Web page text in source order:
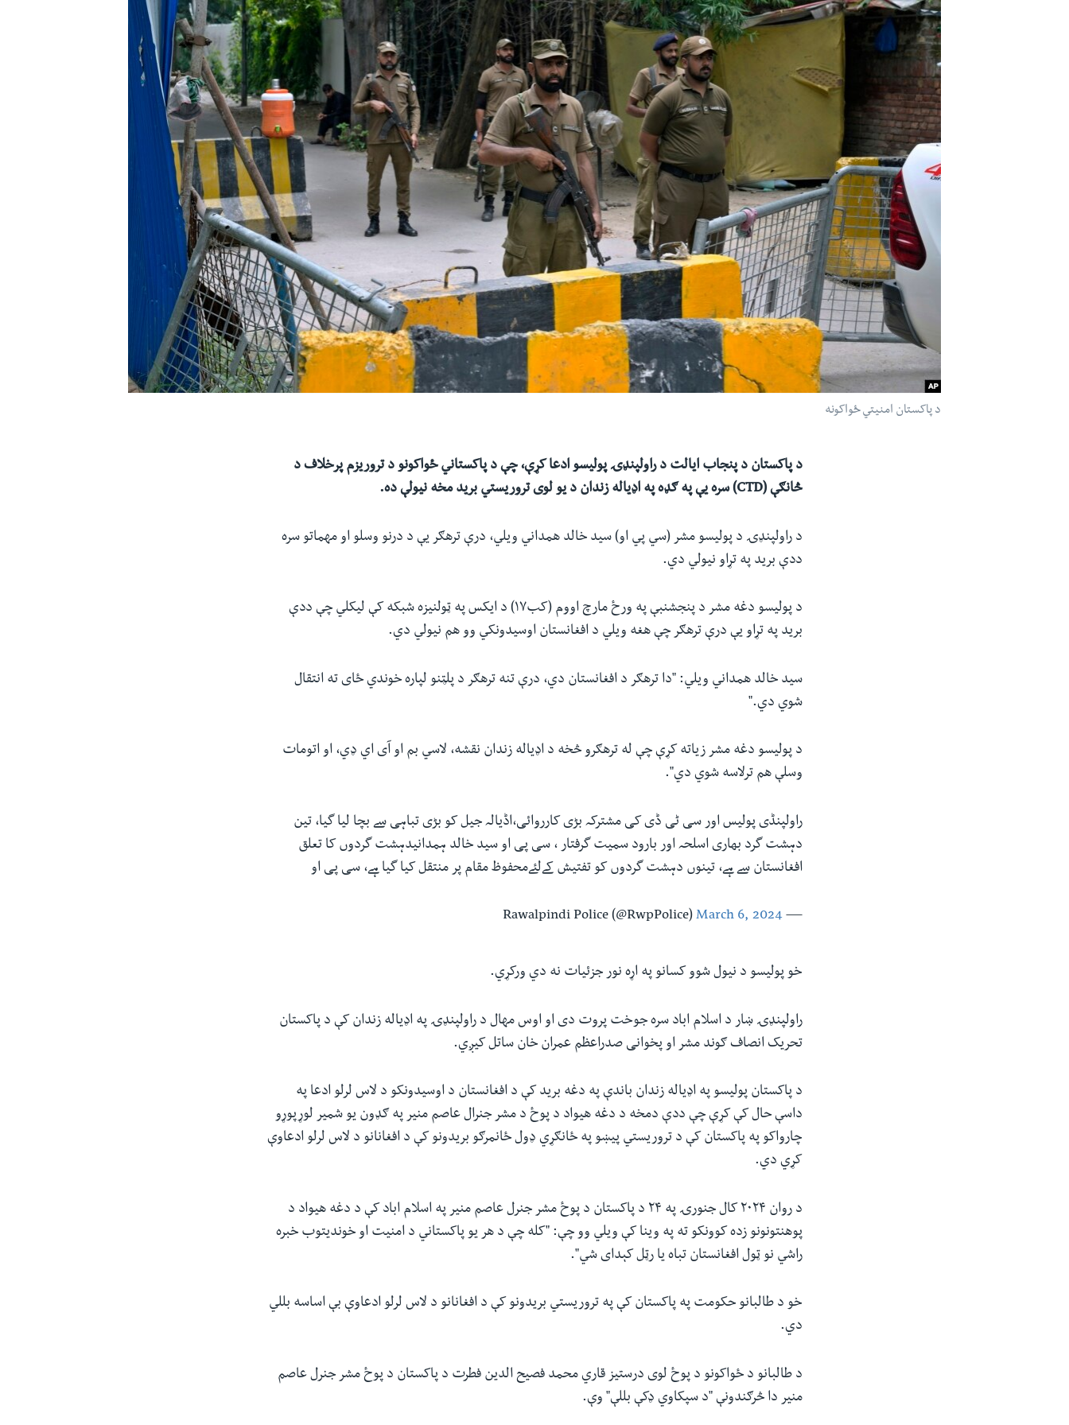
د پاکستان امنیتي ځواکونه
د پاکستان د پنجاب ایالت د راولپنډۍ پوليسوادعا کړې،چې د پاکستاني ځواکونو د تروریزم پرخلاف د
څانګې (CTD
)سرهیېپه ګډهپه اډیاله زندان د یو لوی تروریستي برید مخه نیولې ده.
د راولپنډۍ د پوليسو مشر (سي پي او) سيد خالد همداني ویلي، درې ترهګر یې د درنو وسلو او مهماتو سره
ددې برید په تړاو نيولي دي.‏
د پولیسو دغه مشر د پنجشنبې په ورځ مارچ اووم (کب۱۷) د ایکس په ټولنیزه شبکه کې لیکلي چې ددې
برید په تړاو یې درې ترهګر چې هغه ویلي د افغانستان اوسیدونکي وو هم نیولي دي.
سيد خالد همداني ویلي: "دا ترهګر د افغانستان دي، درې تنه ترهګر د پلټنو لپاره خوندي ځای ته انتقال
شوي دي."
د پولیسو دغه مشر زیاته کړې چې له ترهګرو څخه د اډياله زندان نقشه، لاسي بم او آی اي ډي، او اتومات
وسلې هم ترلاسه شوي دي".‏
راولپنڈی پولیس اور سی ٹی ڈی کی مشترکہ بڑی کارروائی،اڈیالہ جیل کو بڑی تباہی سے بچا لیا گیا، تین
دہشت گرد بھاری اسلحہ اور بارود سمیت گرفتار ، سی پی او سید خالد ہمدانیدہشت گردوں کا تعلق
افغانستان سے ہے، تینوں دہشت گردوں کو تفتیش کےلئےمحفوظ مقام پر منتقل کیا گیا ہے، سی پی او
— Rawalpindi Police (@RwpPolice)
March 6, 2024
خو پوليسو د نيول شوو کسانو په اړه نور جزئیات نه دي ورکړي.‏
راولپنډۍ ښار د اسلام اباد سره جوخت پروت دی او اوس مهال د راولپنډۍ په اډياله زندان کې د پاکستان
تحریک انصاف ګوند مشر او پخوانی ‏صدراعظم عمران خان ساتل کیږي.‏
د پاکستان پولیسو په اډیاله زندان باندې په دغه برید کې د افغانستان د اوسیدونکو د لاس لرلو ادعا په
داسې حال کې کړې چې ددې دمخه د دغه هیواد د پوځ د مشر جنرال عاصم منیر په ګډون یو شمیر لوړپوړو
چارواکو په پاکستان کې د تروریستي پیښو په ځانګړي ډول ځانمرګو بریدونو کې د افغانانو د لاس لرلو ادعاوې
کړي دي.
د روان ۲۰۲۴ کال جنورۍ په ۲۴ د پاکستان د پوځ مشر جنرل عاصم منیر په اسلام اباد کې د دغه هیواد د
پوهنتونونو زده کوونکو ته په وینا کې ویلي وو چې: "کله چې د ‏هر یو پاکستاني د امنیت او خوندیتوب خبره
راشي نو ټول افغانستان تباه يا رټل کېدای شي".‏
خو د طالبانو حکومت په پاکستان کې په تروریستي بریدونو کې د افغانانو د لاس لرلو ادعاوې بې اساسه بللي
دي.
د طالبانو د ځواکونو د پوځ لوی درستیز قاري محمد فصيح الدين فطرت د پاکستان د پوځ مشر جنرل عاصم
منير دا څرګندونې "د سپکاوي ډکې بللې" وې.‏